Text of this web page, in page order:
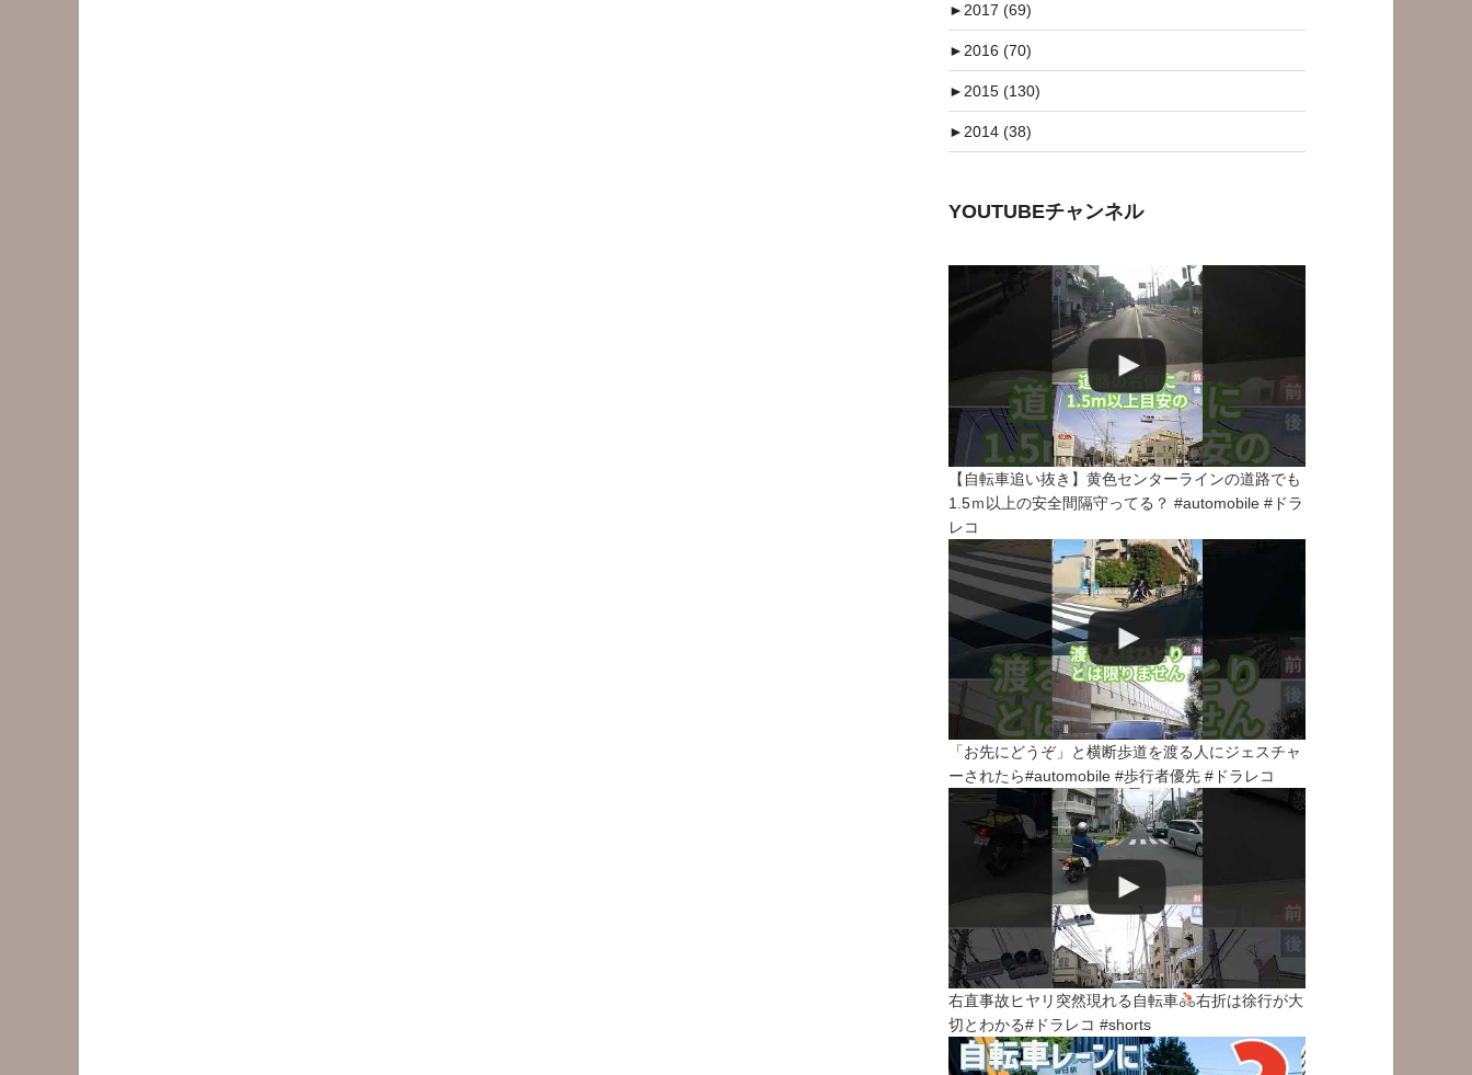
►2017 (69)
►2016 (70)
►2015 (130)
►2014 (38)
YOUTUBEチャンネル
【自転車追い抜き】黄色センターラインの道路でも
1.5ｍ以上の安全間隔守ってる？ #automobile #ドラ
レコ
「お先にどうぞ」と横断歩道を渡る人にジェスチャ
ーされたら#automobile #歩行者優先 #ドラレコ
右直事故ヒヤリ突然現れる自転車
右折は徐行が大
切とわかる#ドラレコ #shorts